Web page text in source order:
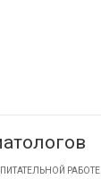
РАБОТЕ